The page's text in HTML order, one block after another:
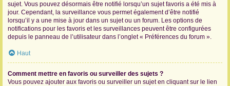
sujet. Vous pouvez désormais être notifié lorsqu’un sujet favoris a été mis à
jour. Cependant, la surveillance vous permet également d’être notifié
lorsqu’il y a une mise à jour dans un sujet ou un forum. Les options de
notifications pour les favoris et les surveillances peuvent être configurées
depuis le panneau de l’utilisateur dans l’onglet « Préférences du forum ».
Haut
Comment mettre en favoris ou surveiller des sujets ?
Vous pouvez ajouter aux favoris ou surveiller un sujet en cliquant sur le lien